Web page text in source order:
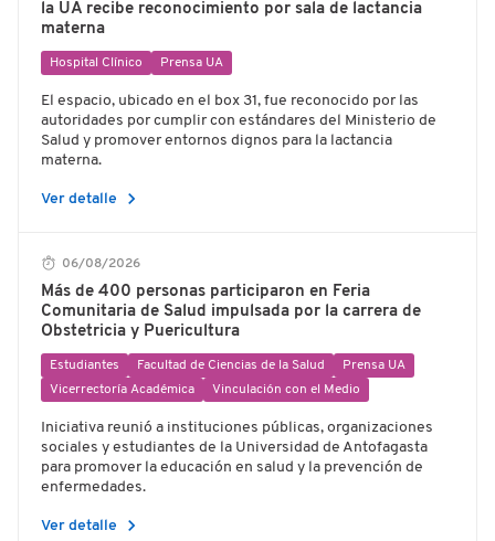
la UA recibe reconocimiento por sala de lactancia
materna
Hospital Clínico Prensa UA
El espacio, ubicado en el box 31, fue reconocido por las
autoridades por cumplir con estándares del Ministerio de
Salud y promover entornos dignos para la lactancia
materna.
Ver detalle chevron_right
06/08/2026
Más de 400 personas participaron en Feria
Comunitaria de Salud impulsada por la carrera de
Obstetricia y Puericultura
Estudiantes Facultad de Ciencias de la Salud
Prensa UA
Vicerrectoría Académica
Vinculación con el Medio
Iniciativa reunió a instituciones públicas, organizaciones
sociales y estudiantes de la Universidad de Antofagasta
para promover la educación en salud y la prevención de
enfermedades.
Ver detalle chevron_right